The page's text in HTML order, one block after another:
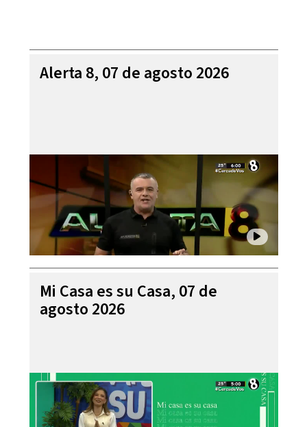
Alerta 8, 07 de agosto 2026
Mi Casa es su Casa, 07 de
agosto 2026